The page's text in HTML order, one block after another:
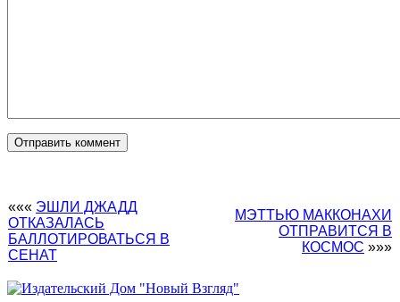
««« ЭШЛИ ДЖАДД
ОТКАЗАЛАСЬ
БАЛЛОТИРОВАТЬСЯ В
СЕНАТ
МЭТТЬЮ МАККОНАХИ
ОТПРАВИТСЯ В
КОСМОС »»»